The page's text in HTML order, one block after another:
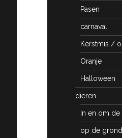
Pasen
carnaval
Kerstmis /
Oranje
Halloween
dieren
In en om de
op de grond